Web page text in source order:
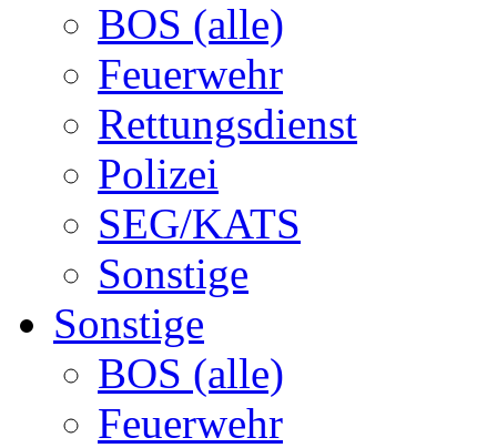
BOS (alle)
Feuerwehr
Rettungsdienst
Polizei
SEG/KATS
Sonstige
Sonstige
BOS (alle)
Feuerwehr